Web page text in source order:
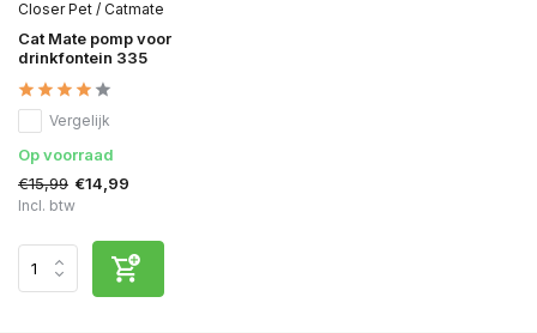
Closer Pet / Catmate
Cat Mate pomp voor
drinkfontein 335
Vergelijk
Op voorraad
€15,99 €14,99
Incl. btw